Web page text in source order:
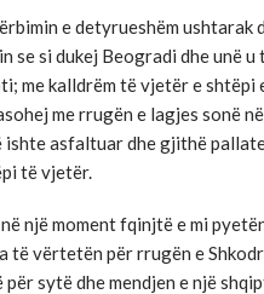
e detyrueshëm ushtarak
se si dukej Beogradi dhe unë
me kalldrëm të vjetër e shtëpi
me rrugën e lagjes sonë
ishte asfaltuar dhe gjithë
të vjetër.
një moment fqinjtë e mi
të vërtetën për rrugën e
sytë dhe mendjen e një